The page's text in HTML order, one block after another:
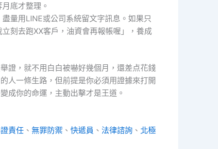
底才整理。
盡量用LINE或公司系統留文字訊息。如果只
刻去跑XX客戶，油資會再報帳喔」，養成
證，就不用白白被嚇好幾個月，還差点花錢
人一條生路，但前提是你必須用證據來打開
成你的命運，主動出擊才是王道。
責任 、 無罪防禦 、 快遞員 、 法律諮詢 、 北極